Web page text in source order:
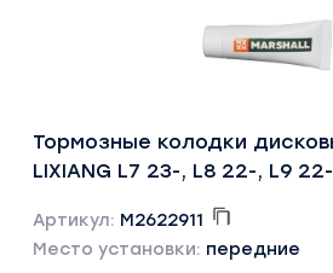
Тормозные колодки
LIXIANG L7 23-, L8 22-, L9 22-
Артикул: M2622911
Место установки: передние